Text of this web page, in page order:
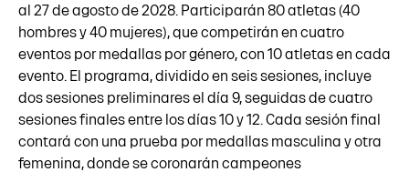
al 27 de agosto de 2028. Participarán 80 atletas (40
hombres y 40 mujeres), que competirán en cuatro
eventos por medallas por género, con 10 atletas en cada
evento. El programa, dividido en seis sesiones, incluye
dos sesiones preliminares el día 9, seguidas de cuatro
sesiones finales entre los días 10 y 12. Cada sesión final
contará con una prueba por medallas masculina y otra
femenina, donde se coronarán campeones